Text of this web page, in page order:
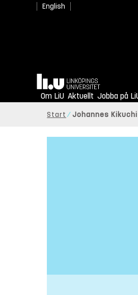
English
Hem
Om LiU Aktuellt Jobba på
Start Johannes Kikuchi